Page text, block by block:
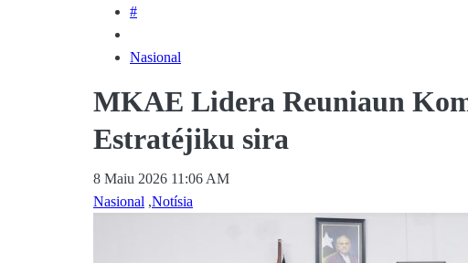
#
Nasional
MKAE Lidera Reuniaun
Estratéjiku sira
8 Maiu 2026 11:06 AM
Nasional ,Notísia